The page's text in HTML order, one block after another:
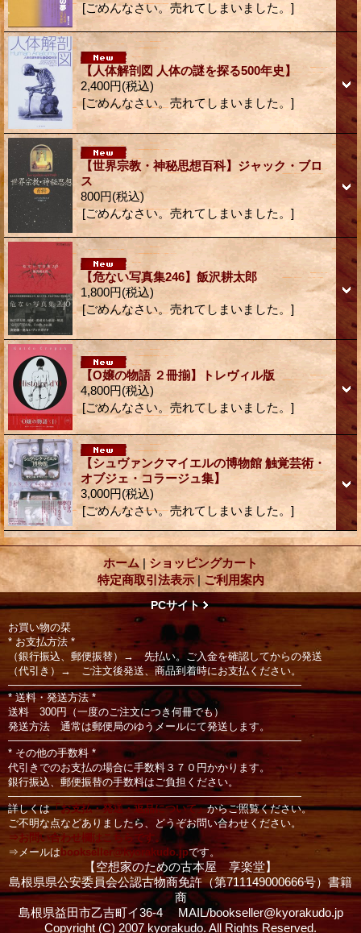
[ごめんなさい。売れてしまいました。]
【人体解剖図 人体の謎を探る500年史】
2,400円(税込)
[ごめんなさい。売れてしまいました。]
【世界宗教・神秘思想百科】ジャック・ブロ
ス
800円(税込)
[ごめんなさい。売れてしまいました。]
【危ない写真集246】飯沢耕太郎
1,800円(税込)
[ごめんなさい。売れてしまいました。]
【O嬢の物語 ２冊揃】トレヴィル版
4,800円(税込)
[ごめんなさい。売れてしまいました。]
【シュヴァンクマイエルの博物館 触覚芸術・
オブジェ・コラージュ集】
3,000円(税込)
[ごめんなさい。売れてしまいました。]
ホーム | ショッピングカート
特定商取引法表示 | ご利用案内
PCサイト
お買い物の栞
* お支払方法 *
（銀行振込、郵便振替）→ 先払い。ご入金を確認してからの発送
（代引き）→ ご注文後発送、商品到着時にお支払ください。
――――――――――――――――――――――――――――
* 送料・発送方法 *
送料 300円（一度のご注文につき何冊でも）
発送方法 通常は郵便局のゆうメールにて発送します。
――――――――――――――――――――――――――――
* その他の手数料 *
代引きでのお支払の場合に手数料３７０円かかります。
銀行振込、郵便振替の手数料はご負担ください。
――――――――――――――――――――――――――――
詳しくは「お支払・発送・返品について」からご照覧ください。
ご不明な点などありましたら、どうぞお問い合わせください。
⇒お問い合わせ欄はこちらです。
⇒メールは bookseller@kyorakudo.jpです。
【空想家のための古本屋 享楽堂】
島根県県公安委員会公認古物商免許（第711149000666号）書籍
商
島根県益田市乙吉町イ36‐4 MAIL/bookseller@kyorakudo.jp
Copyright (C) 2007 kyorakudo. All Rights Reserved.